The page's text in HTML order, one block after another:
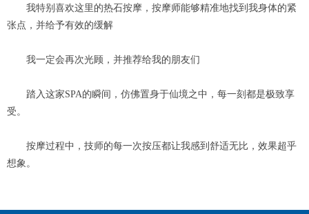
我特别喜欢这里的热石按摩，按摩师能够精准地找到我身体的紧
张点，并给予有效的缓解
我一定会再次光顾，并推荐给我的朋友们
踏入这家SPA的瞬间，仿佛置身于仙境之中，每一刻都是极致享
受。
按摩过程中，技师的每一次按压都让我感到舒适无比，效果超乎
想象。